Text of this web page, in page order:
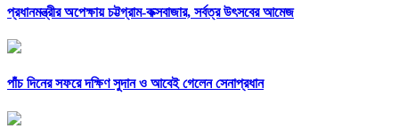
প্রধানমন্ত্রীর অপেক্ষায় চট্টগ্রাম-কক্সবাজার, সর্বত্র উৎসবের আমেজ
পাঁচ দিনের সফরে দক্ষিণ সুদান ও আবেই গেলেন সেনাপ্রধান